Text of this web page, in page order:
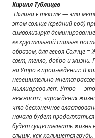
Кирилл Тублицев
Полина в тексте — это
этом солнце (средний род)
символизируя
ее хрустальной спальне
образом, для героя Солнце
свет, тепло, добро и жизнь.
на Утро в произведении: В
нерешительно мнется
миллиардов лет. Утро — это
нежности, зарождения
что бесконечное
начала будет
будет существовать жизнь
слышу, как колышется